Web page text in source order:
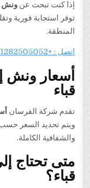
إذا كنت تبحث عنونش
توفر استجابة فورية
المنطقة.
اتصل : +201282505052
أسعار ونش
قباء
تقدم شركة الفرسان
ويتم تحديد السعر حسب
والشفافية الكاملة.
متى تحتاج
قباء؟